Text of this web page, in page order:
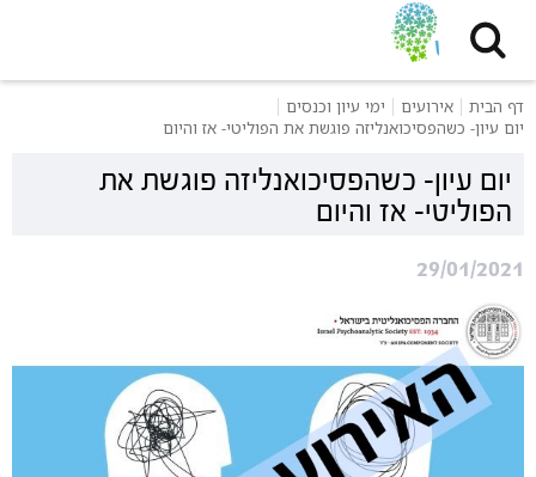
דף הבית אירועים
ימי עיון וכנסים
יום עיון- כשהפסיכואנליזה פוגשת את הפוליטי- אז והיום
יום עיון- כשהפסיכואנליזה פוגשת את
הפוליטי- אז והיום
29/01/2021